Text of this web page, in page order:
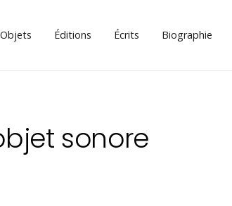
Objets Éditions Écrits Biographie
sonore